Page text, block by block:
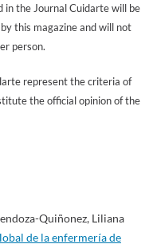
in the Journal Cuidarte will be
this magazine and will not
person.
represent the criteria of
the official opinion of the
Quiñonez, Liliana
de la enfermería de